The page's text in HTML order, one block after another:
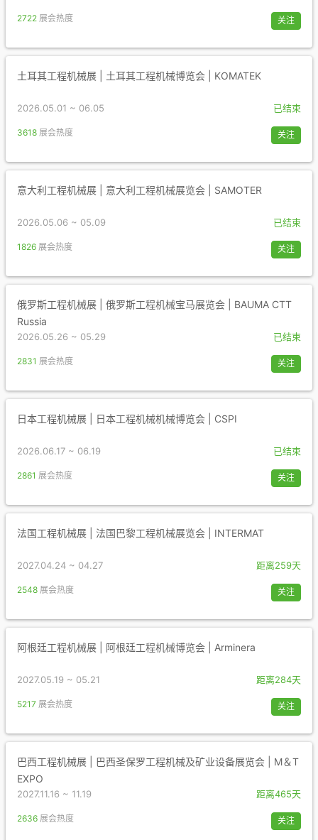
2722 展会热度 关注
土耳其工程机械展 | 土耳其工程机械博览会 | KOMATEK
2026.05.01 ~ 06.05 已结束
3618 展会热度 关注
意大利工程机械展 | 意大利工程机械展览会 | SAMOTER
2026.05.06 ~ 05.09 已结束
1826 展会热度 关注
俄罗斯工程机械展 | 俄罗斯工程机械宝马展览会 | BAUMA CTT
Russia
2026.05.26 ~ 05.29 已结束
2831 展会热度 关注
日本工程机械展 | 日本工程机械机械博览会 | CSPI
2026.06.17 ~ 06.19 已结束
2861 展会热度 关注
法国工程机械展 | 法国巴黎工程机械展览会 | INTERMAT
2027.04.24 ~ 04.27 距离259天
2548 展会热度 关注
阿根廷工程机械展 | 阿根廷工程机械博览会 | Arminera
2027.05.19 ~ 05.21 距离284天
5217 展会热度 关注
巴西工程机械展 | 巴西圣保罗工程机械及矿业设备展览会 | M＆T
EXPO
2027.11.16 ~ 11.19 距离465天
2636 展会热度 关注